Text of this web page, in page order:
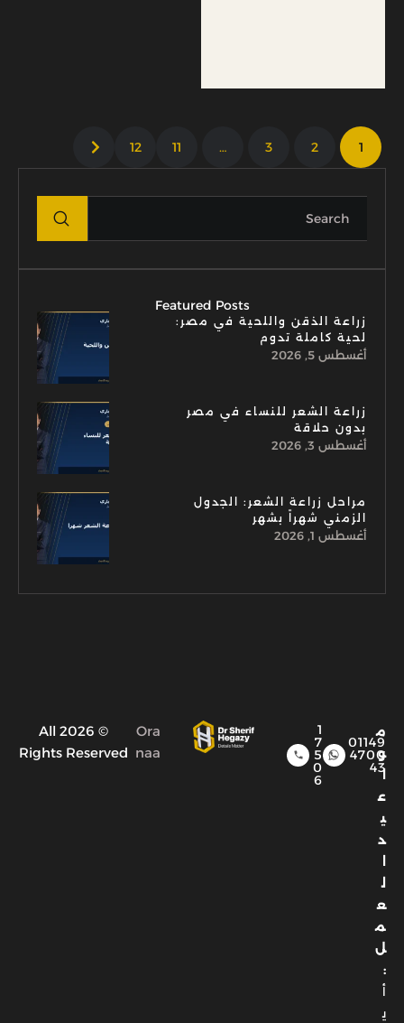
1
2
3
…
11
12
Featured Posts
زراعة الذقن واللحية في مصر:
لحية كاملة تدوم
أغسطس 5, 2026
زراعة الشعر للنساء في مصر
بدون حلاقة
أغسطس 3, 2026
مراحل زراعة الشعر: الجدول
الزمني شهراً بشهر
أغسطس 1, 2026
م
و
ا
ع
ي
د
ل
ع
م
ل
:
أ
ي
01149
4700
43
1
7
5
0
6
Ora
naa
© 2026 All
Rights Reserved